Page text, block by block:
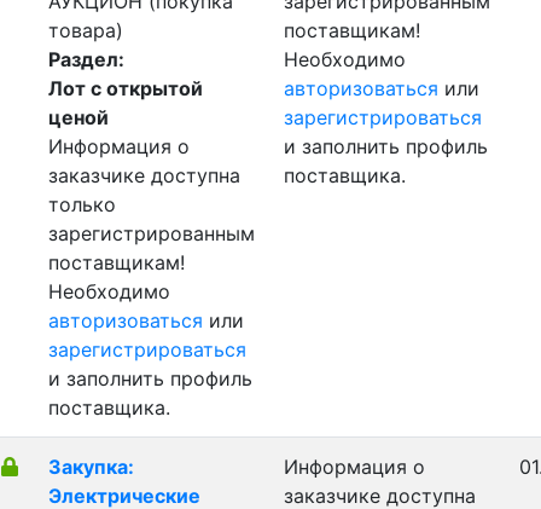
товара)
Раздел:
Лот с открытой
ценой
Информация о
заказчике доступна
только
зарегистрированным
поставщикам!
Необходимо
авторизоваться или
зарегистрироваться
и заполнить профиль
поставщика.
поставщикам!
Необходимо
авторизоваться или
зарегистрироваться
и заполнить профиль
поставщика.
Закупка:
Электрические
Информация о
заказчике доступна